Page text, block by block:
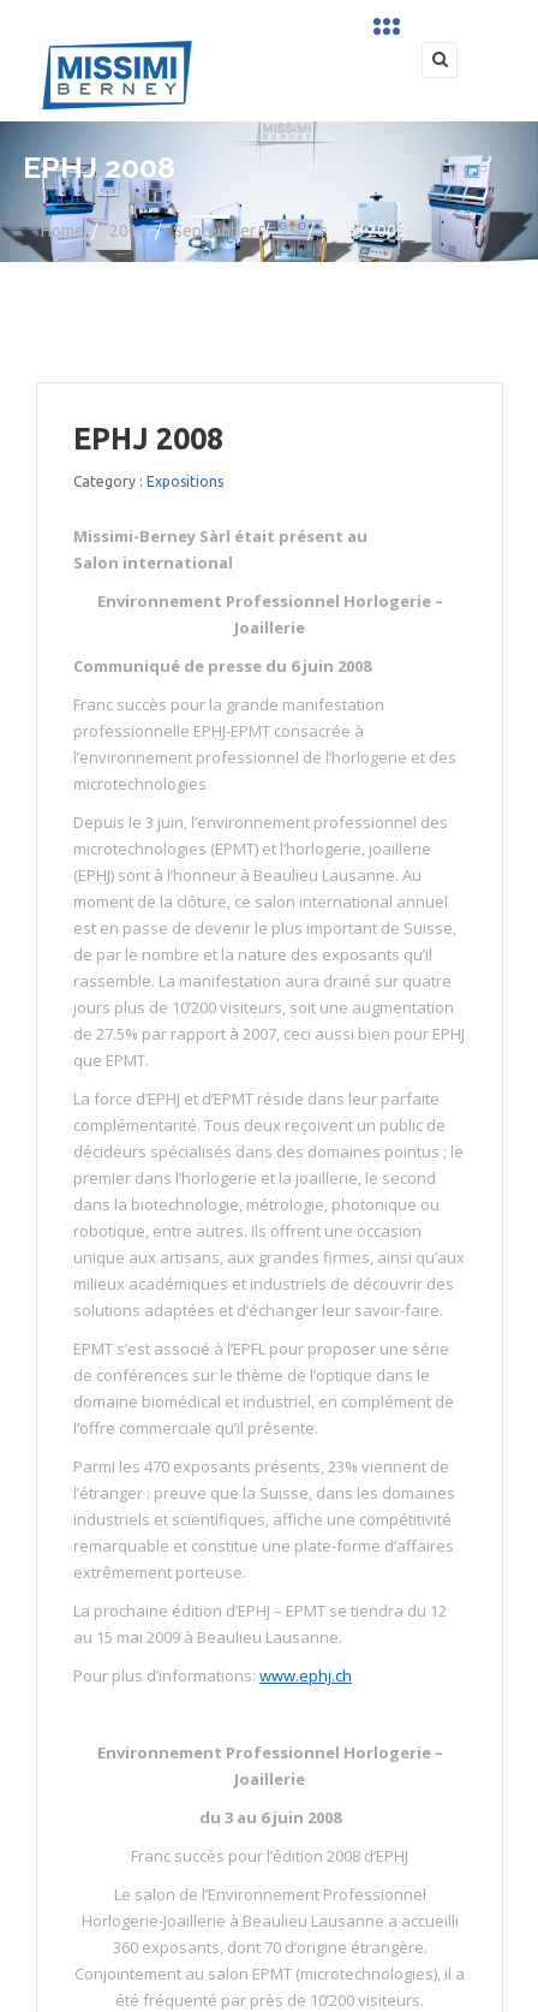
EPHJ 2008
Home / 2015 / September / 29 / EPHJ 2008
EPHJ 2008
Category : Expositions
Missimi-Berney Sàrl était présent au
Salon international
Environnement Professionnel Horlogerie –
Joaillerie
Communiqué de presse du 6 juin 2008
Franc succès pour la grande manifestation
professionnelle EPHJ-EPMT consacrée à
l’environnement professionnel de l’horlogerie et des
microtechnologies
Depuis le 3 juin, l’environnement professionnel des
microtechnologies (EPMT) et l’horlogerie, joaillerie
(EPHJ) sont à l’honneur à Beaulieu Lausanne. Au
moment de la clôture, ce salon international annuel
est en passe de devenir le plus important de Suisse,
de par le nombre et la nature des exposants qu’il
rassemble. La manifestation aura drainé sur quatre
jours plus de 10’200 visiteurs, soit une augmentation
de 27.5% par rapport à 2007, ceci aussi bien pour EPHJ
que EPMT.
La force d’EPHJ et d’EPMT réside dans leur parfaite
complémentarité. Tous deux reçoivent un public de
décideurs spécialisés dans des domaines pointus ; le
premier dans l’horlogerie et la joaillerie, le second
dans la biotechnologie, métrologie, photonique ou
robotique, entre autres. Ils offrent une occasion
unique aux artisans, aux grandes firmes, ainsi qu’aux
milieux académiques et industriels de découvrir des
solutions adaptées et d’échanger leur savoir-faire.
EPMT s’est associé à l’EPFL pour proposer une série
de conférences sur le thème de l’optique dans le
domaine biomédical et industriel, en complément de
l’offre commerciale qu’il présente.
Parmi les 470 exposants présents, 23% viennent de
l’étranger : preuve que la Suisse, dans les domaines
industriels et scientifiques, affiche une compétitivité
remarquable et constitue une plate-forme d’affaires
extrêmement porteuse.
La prochaine édition d’EPHJ – EPMT se tiendra du 12
au 15 mai 2009 à Beaulieu Lausanne.
Pour plus d’informations: www.ephj.ch
Environnement Professionnel Horlogerie –
Joaillerie
du 3 au 6 juin 2008
Franc succès pour l’édition 2008 d’EPHJ
Le salon de l’Environnement Professionnel
Horlogerie-Joaillerie à Beaulieu Lausanne a accueilli
360 exposants, dont 70 d’origine étrangère.
Conjointement au salon EPMT (microtechnologies), il a
été fréquenté par près de 10’200 visiteurs.